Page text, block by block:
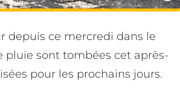
depuis ce mercredi dans le
pluie sont tombées cet après-
pour les prochains jours.